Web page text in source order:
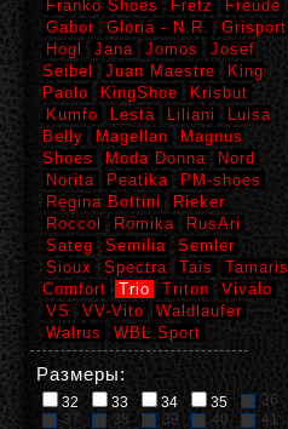
Franko Shoes
Fretz
Freude
Gabor
Gloria - N.R.
Grisport
Hogl
Jana Jomos
Josef
Seibel
Juan Maestre
King
Paolo
KingShoe
Krisbut
Kumfo
Lesta Liliani
Luisa
Belly
Magellan
Magnus
Shoes
Moda Donna
Nord
Norita
Peatika
PM-shoes
Regina Bottini
Rieker
Roccol
Romika
RusAri
Sateg
Semilia
Semler
Sioux
Spectra Tais
Tamaris
Comfort
Trio Triton
Vivalo
VS
VV-Vito
Waldlaufer
Walrus
WBL Sport
Размеры:
32 33 34 35
36
37
38 39 40
41